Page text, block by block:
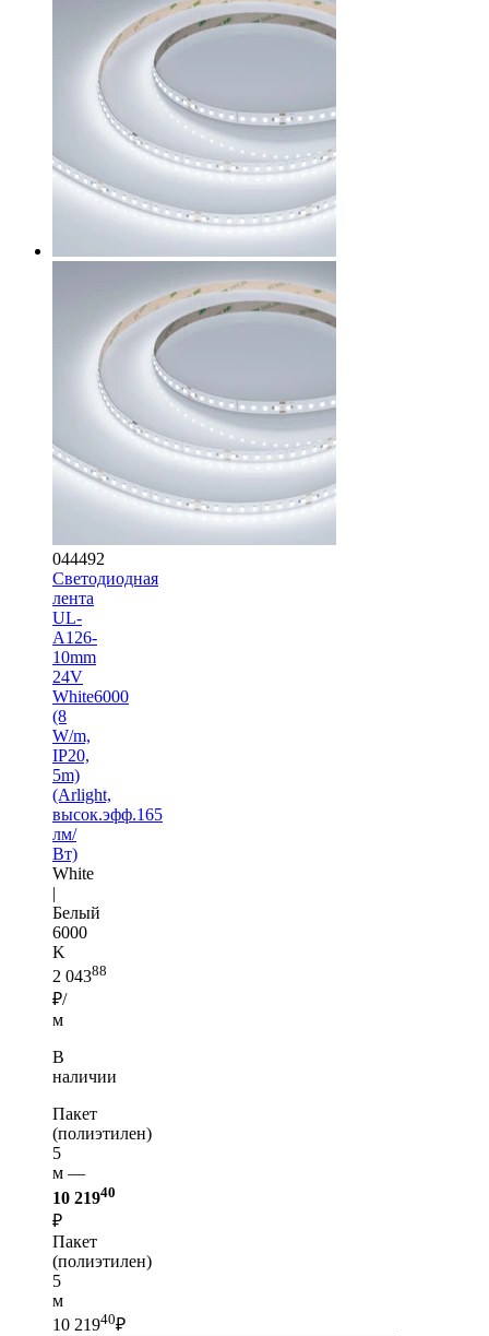
044492
Светодиодная
лента
UL-
A126-
10mm
24V
White6000
(8
W/m,
IP20,
5m)
(Arlight,
высок.эфф.165
лм/
Вт)
White
|
Белый
6000
K
2 04388
₽/
м
В
наличии
Пакет
(полиэтилен)
5
м —
10 21940
₽
Пакет
(полиэтилен)
5
м
10 21940₽